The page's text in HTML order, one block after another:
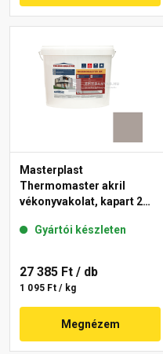
Masterplast
Thermomaster akril
vékonyvakolat, kapart 2
Gyártói készleten
27 385 Ft / db
1 095 Ft / kg
Megnézem